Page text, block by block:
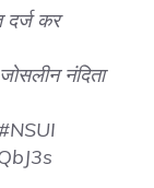
दर्ज कर
नंदिता